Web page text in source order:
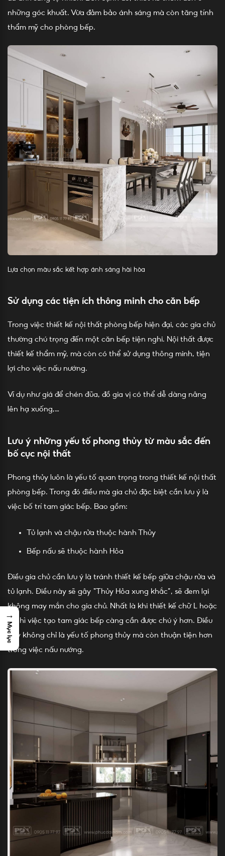
những góc khuất. Vừa đảm bảo ánh sáng mà còn tăng tính
thẩm mỹ cho phòng bếp.
Lựa chọn màu sắc kết hợp ánh sáng hài hòa
Sử dụng các tiện ích thông minh cho căn bếp
Trong việc thiết kế nội thất phòng bếp hiện đại, các gia chủ
thường chú trọng đến một căn bếp tiện nghi. Nội thất được
thiết kế thẩm mỹ, mà còn có thể sử dụng thông minh, tiện
lợi cho việc nấu nướng.
Ví dụ như giá để chén đũa, đồ gia vị có thể dễ dàng nâng
lên hạ xuống,…
Lưu ý những yếu tố phong thủy từ màu sắc đến
bố cục nội thất
Phong thủy luôn là yếu tố quan trọng trong thiết kế nội thất
phòng bếp. Trong đó điều mà gia chủ đặc biệt cần lưu ý là
việc bố trí tam giác bếp. Bao gồm:
Tủ lạnh và chậu rửa thuộc hành Thủy
Bếp nấu sẽ thuộc hành Hỏa
Điều gia chủ cần lưu ý là tránh thiết kế bếp giữa chậu rửa và
tủ lạnh. Điều này sẽ gây “Thủy Hỏa xung khắc”, sẽ đem lại
không may mắn cho gia chủ. Nhất là khi thiết kế chữ L hoặc
U, thì việc tạo tam giác bếp càng cần được chú ý hơn. Điều
này không chỉ là yếu tố phong thủy mà còn thuận tiện hơn
trong việc nấu nướng.
→
Mục lục